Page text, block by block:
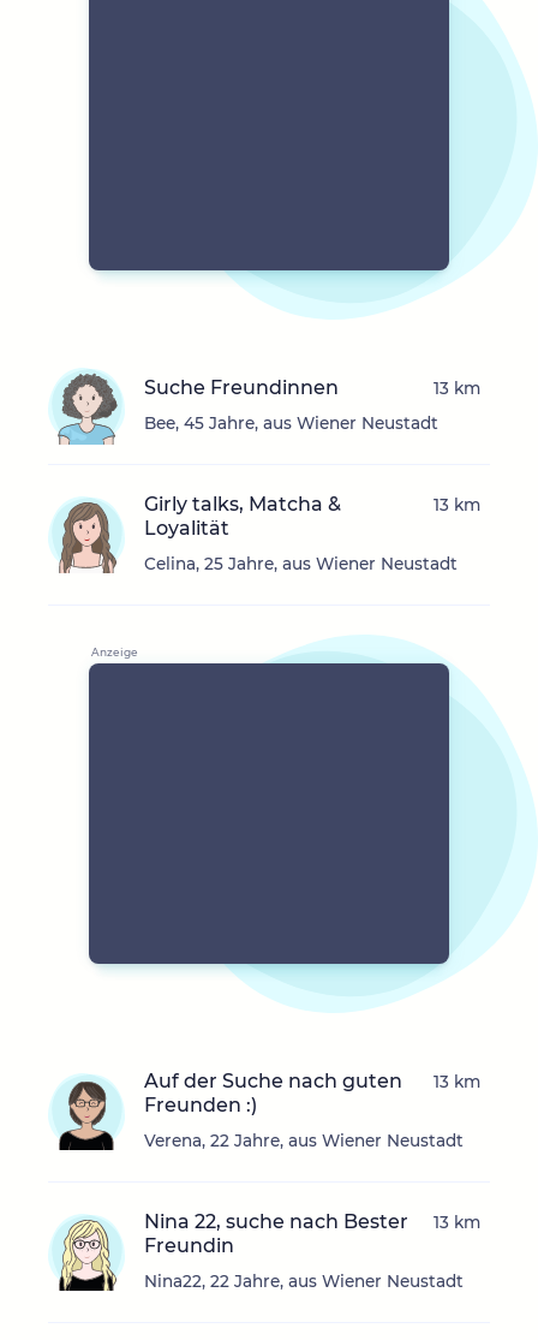
Suche Freundinnen
Bee, 45 Jahre, aus Wiener Neustadt
13 km
Girly talks, Matcha &
Loyalität
Celina, 25 Jahre, aus Wiener Neustadt
13 km
Auf der Suche nach guten
Freunden :)
Verena, 22 Jahre, aus Wiener Neustadt
13 km
Nina 22, suche nach Bester
Freundin
Nina22, 22 Jahre, aus Wiener Neustadt
13 km